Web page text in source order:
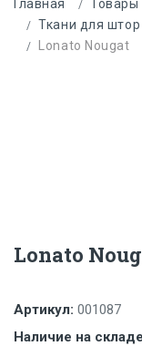
Главная Товары
Ткани для штор
Lonato Nougat
Lonato
Артикул: 001087
Наличие на